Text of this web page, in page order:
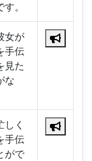
。
女が
手伝
見た
な
しく
手伝
がで